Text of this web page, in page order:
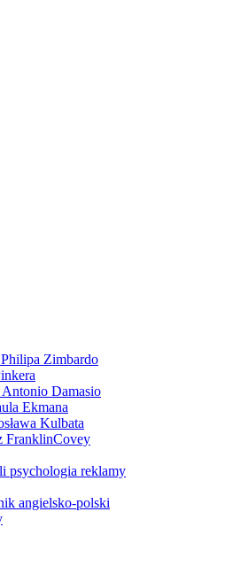
Zimbardo
Damasio
Ekmana
Kulbata
FranklinCovey
psychologia reklamy
angielsko-polski